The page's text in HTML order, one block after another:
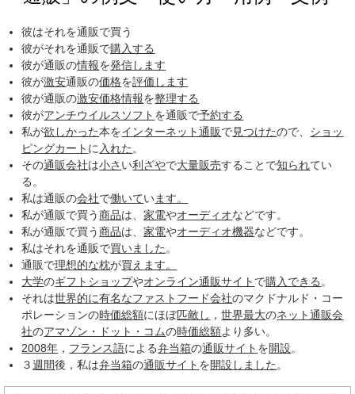
彼はそれを通販で買う
彼がそれを通販で購入する
彼が通販の情報を発信します
彼が激安通販の価格を評価します
彼が通販の激安価格情報を整理する
彼がアンチウイルスソフト を通販で予約する
私が欲しかった本をインターネット通販で見つけたので、 ショッ
ピングカート に 入れた 。
その通販会社は小さ い利ざやで大量販売することで知られてい
る。
私は通販の会社で働いています。
私が通販で買う商品は、家電やオーディオなどです。
私が通販で買う商品は、家電やオーディオ機器などです。
私はそれを通販で買いました 。
通販で理想的な枕が買え ます。
大学のギフトショップやオンライン通販サイト で購入できる 。
それは世界的に有名なファストフード会社のマクドナルド・コー
ポレーションの時価総額にほぼ匹敵し ，世界最大のネット通販会
社のアマゾン・ドット・コムの時価総額より多い。
2008年 ， フランス語による弁当箱の通販サイト を開設。
３週間後，私は弁当箱の通販サイト を開設しました 。